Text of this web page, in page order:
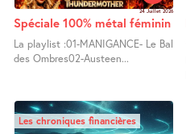
24 Juillet 2026
Spéciale 100% métal féminin
La playlist :01-MANIGANCE- Le Bal
des Ombres02-Austeen...
Les chroniques financières